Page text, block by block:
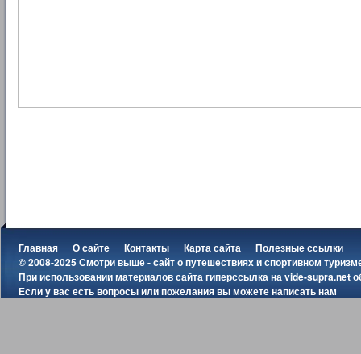
Главная О сайте Контакты Карта сайта
Полезные ссылки
© 2008-2025 Смотри выше - сайт о путешествиях и спортивном
При использовании материалов сайта гиперссылка наvide-supra.net
Если у вас есть вопросы или пожелания вы можетенаписать нам